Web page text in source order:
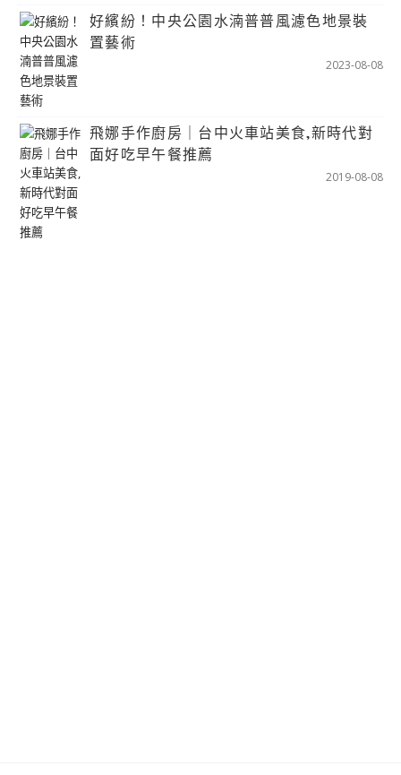
好繽紛！中央公園水湳普普風濾色地景裝
置藝術
2023-08-08
飛娜手作廚房｜台中火車站美食,新時代對
面好吃早午餐推薦
2019-08-08